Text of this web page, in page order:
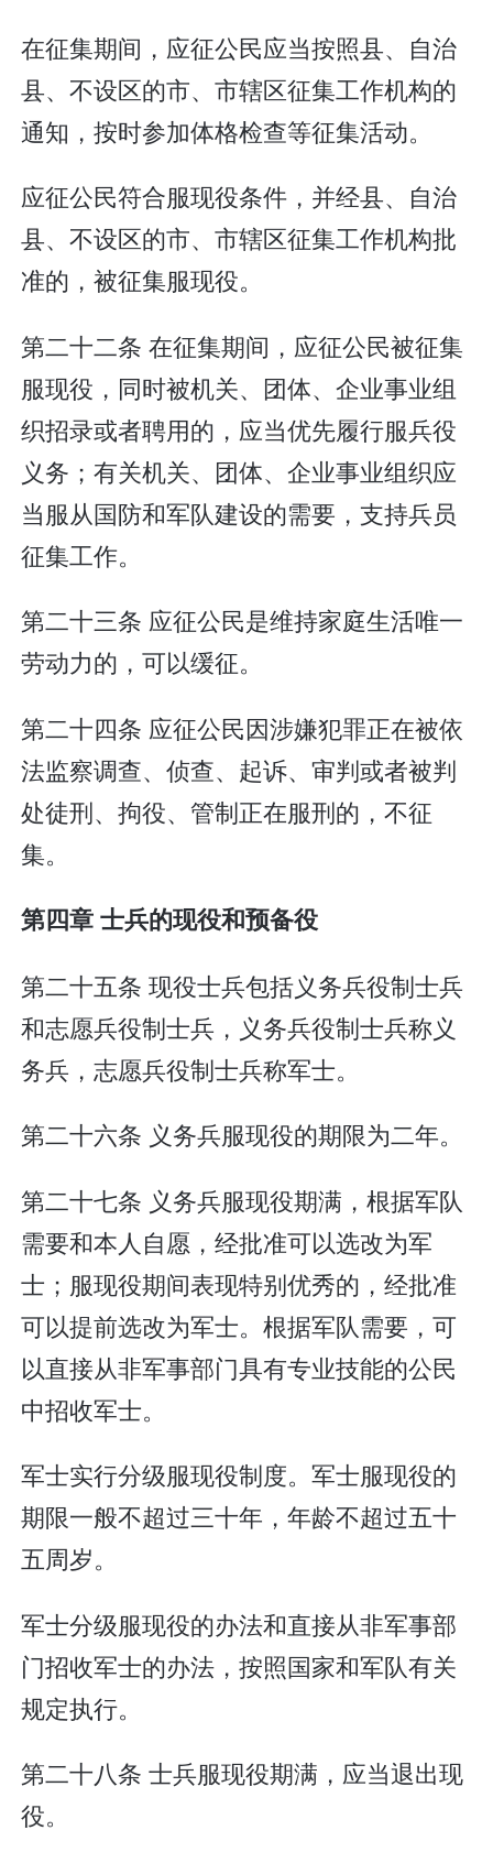
在征集期间，应征公民应当按照县、自治
县、不设区的市、市辖区征集工作机构的
通知，按时参加体格检查等征集活动。
应征公民符合服现役条件，并经县、自治
县、不设区的市、市辖区征集工作机构批
准的，被征集服现役。
第二十二条 在征集期间，应征公民被征集
服现役，同时被机关、团体、企业事业组
织招录或者聘用的，应当优先履行服兵役
义务；有关机关、团体、企业事业组织应
当服从国防和军队建设的需要，支持兵员
征集工作。
第二十三条 应征公民是维持家庭生活唯一
劳动力的，可以缓征。
第二十四条 应征公民因涉嫌犯罪正在被依
法监察调查、侦查、起诉、审判或者被判
处徒刑、拘役、管制正在服刑的，不征
集。
第四章 士兵的现役和预备役
第二十五条 现役士兵包括义务兵役制士兵
和志愿兵役制士兵，义务兵役制士兵称义
务兵，志愿兵役制士兵称军士。
第二十六条 义务兵服现役的期限为二年。
第二十七条 义务兵服现役期满，根据军队
需要和本人自愿，经批准可以选改为军
士；服现役期间表现特别优秀的，经批准
可以提前选改为军士。根据军队需要，可
以直接从非军事部门具有专业技能的公民
中招收军士。
军士实行分级服现役制度。军士服现役的
期限一般不超过三十年，年龄不超过五十
五周岁。
军士分级服现役的办法和直接从非军事部
门招收军士的办法，按照国家和军队有关
规定执行。
第二十八条 士兵服现役期满，应当退出现
役。